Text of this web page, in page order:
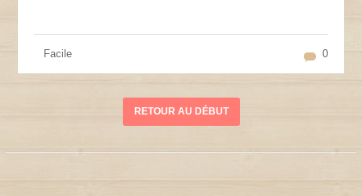
Facile 0
RETOUR AU DÉBUT